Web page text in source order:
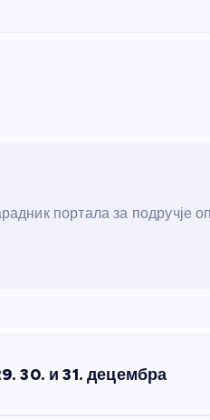
портала за подручје
30. и 31. децембра